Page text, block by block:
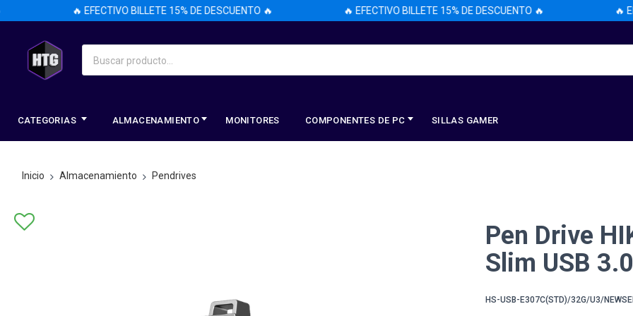
🔥 EFECTIVO BILLETE 15% DE DESCUENTO 🔥 🔥 EFECTIVO BILLETE 15% DE DESCUENTO 🔥 🔥
CATEGORIAS ALMACENAMIENTO MONITORES COMPONENTES DE PC SILLAS GAMER
Inicio Almacenamiento Pendrives
Pen Drive
Slim USB
HS-USB-E307C(STD)/32G/U3/